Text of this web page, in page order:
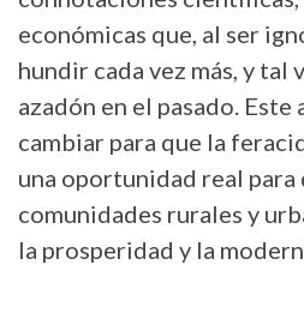
económicas que, al ser
hundir cada vez más, y tal
azadón en el pasado. Este
cambiar para que la
una oportunidad real para
comunidades rurales y
la prosperidad y la